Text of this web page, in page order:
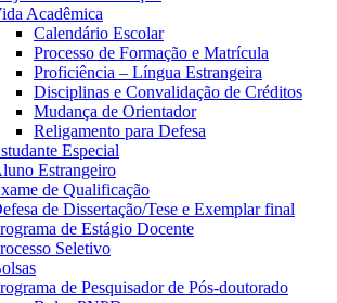
Acadêmica
Calendário Escolar
Processo de Formação e Matrícula
Proficiência – Língua Estrangeira
Disciplinas e Convalidação de Créditos
Mudança de Orientador
Religamento para Defesa
Especial
Estrangeiro
de Qualificação
de Dissertação/Tese e Exemplar final
de Estágio Docente
Seletivo
de Pesquisador de Pós-doutorado